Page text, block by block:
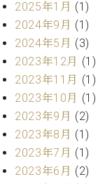
ン
サ
ー
ト
グ
ン
ド
ピ
ア
ノ
実
績
ホ
ー
ル・
タ
ト
理
店
主
催
イ
ン
教室
ベ
シ
ュ
タ
イ
ン
・
セ
2025年1月 (1)
2024年9月 (1)
2024年5月 (3)
2023年12月 (1)
2023年11月 (1)
2023年10月 (1)
2023年9月 (2)
2023年8月 (1)
2023年7月 (1)
2023年6月 (2)